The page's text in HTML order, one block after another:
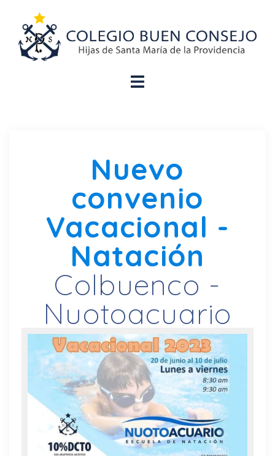
Nuevo
convenio
Vacacional -
Natación
Colbuenco -
Nuotoacuario